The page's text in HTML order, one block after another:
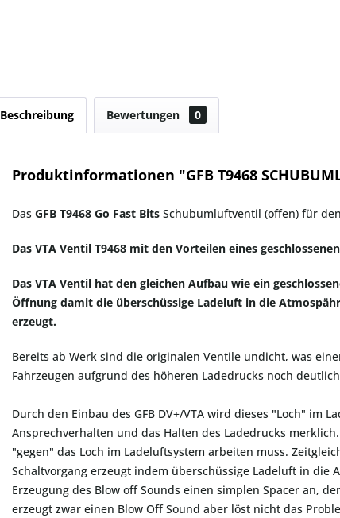
Beschreibung Bewertungen 0
Produktinformationen "GFB T9468
Das GFB T9468 Go Fast Bits Schubumluftventil (offen) für den
Das VTA Ventil T9468 mit den Vorteilen eines
Das VTA Ventil hat den gleichen Aufbau wie ein
Öffnung damit die überschüssige Ladeluft in die
erzeugt.
Bereits ab Werk sind die originalen Ventile undicht, was
Fahrzeugen aufgrund des höheren Ladedrucks noch
Durch den Einbau des GFB DV+/VTA wird dieses "Loch" im
Ansprechverhalten und das Halten des Ladedrucks
"gegen" das Loch im Ladeluftsystem arbeiten muss.
Schaltvorgang erzeugt indem überschüssige Ladeluft in
Erzeugung des Blow off Sounds einen simplen Spacer an,
erzeugt zwar einen Blow Off Sound aber löst nicht das